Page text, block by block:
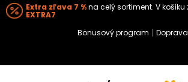
Extra zľava 7 %na celý sortiment. V
EXTRA7
Bonusový program | Doprava